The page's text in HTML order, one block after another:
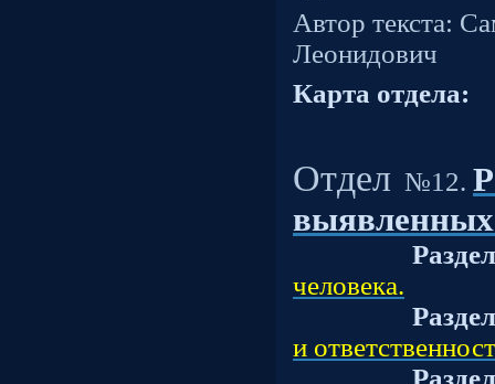
Автор текста:
Леонидович
Карта отдела:
Отдел №12.
Раздел
человека.
Раздел
и
Раздел